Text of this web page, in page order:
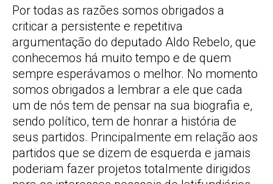
Por todas as razões somos obrigados a
criticar a persistente e repetitiva
argumentação do deputado Aldo Rebelo, que
conhecemos há muito tempo e de quem
sempre esperávamos o melhor. No momento
somos obrigados a lembrar a ele que cada
um de nós tem de pensar na sua biografia e,
sendo político, tem de honrar a história de
seus partidos. Principalmente em relação aos
partidos que se dizem de esquerda e jamais
poderiam fazer projetos totalmente dirigidos